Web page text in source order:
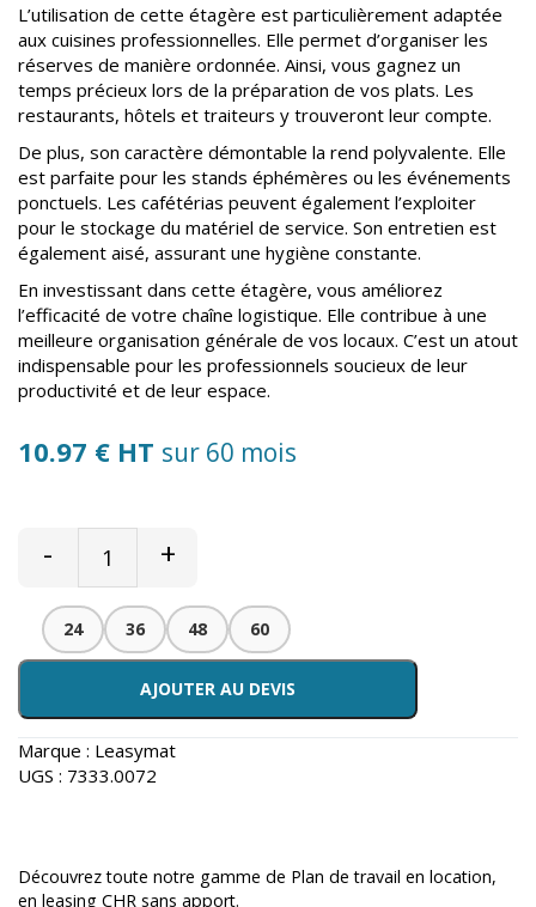
L’utilisation de cette étagère est particulièrement adaptée
aux cuisines professionnelles. Elle permet d’organiser les
réserves de manière ordonnée. Ainsi, vous gagnez un
temps précieux lors de la préparation de vos plats. Les
restaurants, hôtels et traiteurs y trouveront leur compte.
De plus, son caractère démontable la rend polyvalente. Elle
est parfaite pour les stands éphémères ou les événements
ponctuels. Les cafétérias peuvent également l’exploiter
pour le stockage du matériel de service. Son entretien est
également aisé, assurant une hygiène constante.
En investissant dans cette étagère, vous améliorez
l’efficacité de votre chaîne logistique. Elle contribue à une
meilleure organisation générale de vos locaux. C’est un atout
indispensable pour les professionnels soucieux de leur
productivité et de leur espace.
10.97 € HT sur 60 mois
- +
24 36 48 60
AJOUTER AU DEVIS
Marque : Leasymat
UGS : 7333.0072
Découvrez toute notre gamme de Plan de travail en location,
en leasing CHR sans apport.